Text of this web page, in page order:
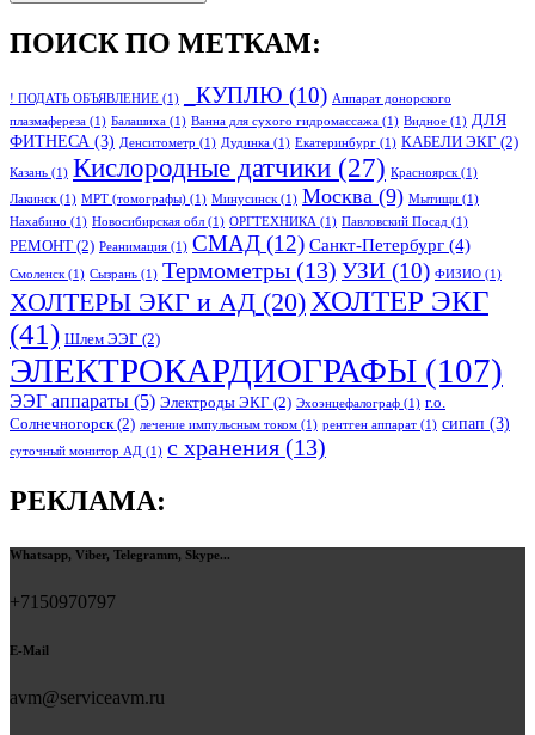
ПОИСК ПО МЕТКАМ:
! ПОДАТЬ ОБЪЯВЛЕНИЕ (1) _КУПЛЮ (10) Аппарат донорского
плазмафереза (1) Балашиха (1) Ванна для сухого гидромассажа (1) Видное (1) ДЛЯ
ФИТНЕСА (3) Денситометр (1) Дудинка (1) Екатеринбург (1) КАБЕЛИ ЭКГ (2)
Казань (1) Кислородные датчики (27) Красноярск(1)
Лакинск(1) МРТ (томографы) (1) Минусинск(1) Москва (9) Мытищи (1)
Нахабино (1) Новосибирская обл (1) ОРГТЕХНИКА (1) Павловский Посад (1)
РЕМОНТ (2) Реанимация (1) СМАД (12) Санкт-Петербург (4)
Смоленск(1) Сызрань (1) Термометры (13) УЗИ (10) ФИЗИО (1)
ХОЛТЕРЫ ЭКГ и АД (20)ХОЛТЕР ЭКГ
(41) Шлем ЭЭГ (2)
ЭЛЕКТРОКАРДИОГРАФЫ (107)
ЭЭГ аппараты (5) Электроды ЭКГ (2) Эхоэнцефалограф (1) г.о.
Солнечногорск(2) лечение импульсным током (1) рентген аппарат (1) сипап (3)
суточный монитор АД (1) с хранения (13)
РЕКЛАМА:
Whatsapp, Viber, Telegramm, Skype...
+7150970797
E-Mail
avm@serviceavm.ru